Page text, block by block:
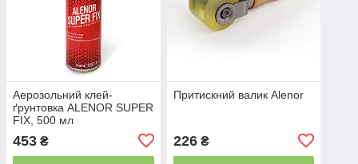
Аерозольний клей-
ґрунтовка ALENOR SUPER
FIX, 500 мл
453 ₴
Притискний валик Alenor
226₴